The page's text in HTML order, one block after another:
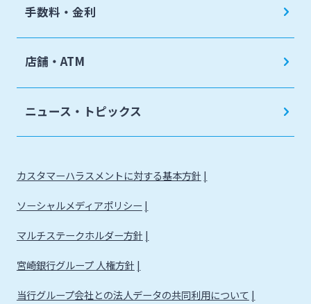
手数料・金利
店舗・ATM
ニュース・トピックス
カスタマーハラスメントに対する基本方針
ソーシャルメディアポリシー
マルチステークホルダー方針
宮崎銀行グループ 人権方針
当行グループ会社との法人データの共同利用について